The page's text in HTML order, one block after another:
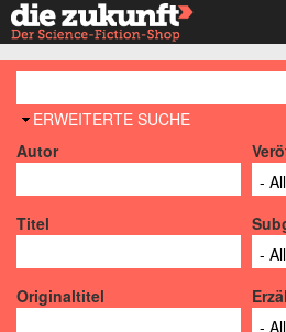
AUSBLENDEN
ERWEITERTE SUCHE
Autor
Titel
Originaltitel